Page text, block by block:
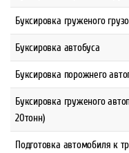
Буксировка груженого
Буксировка автобуса
Буксировка порожнего
Буксировка груженого
20тонн)
Подготовка автомобиля к